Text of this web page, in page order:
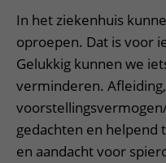
Betere zorg door onderzoek
In het ziekenhuis
oproepen. Dat is voor
Gelukkig kunnen we
verminderen.
gedachten en helpend
en aandacht voor